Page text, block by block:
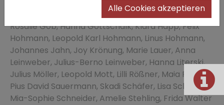
Breitenbach, David Busold, Clara Diegelmann,
Marius Diegelmann, Leander Fedder, Nina Glombek,
Rosalie Göb, Hanna Gottschalk, Klara Happ, Felix
Hohmann, Leopold Karl Hohmann, Linus Hohmann,
Johannes Jahn, Joy Krönung, Marie Lauer, Anna
Leinweber, Julius-Berno Leinweber, Hanna Literski,
Julius Möller, Leopold Mott, Lilli Rößner, Maja Rößner,
Pius David Sauermann, Skadi Schäfer, Lisa Scheuring,
Mia-Sophie Schneider, Amelie Stehling, Frida Walter
Alle Cookies akzeptieren